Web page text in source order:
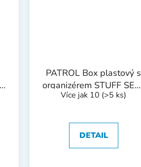
PATROL Box plastový s
organizérem STUFF SEMI
Profi | 510x255x265 mm
Více jak 10 (>5 ks)
DETAIL